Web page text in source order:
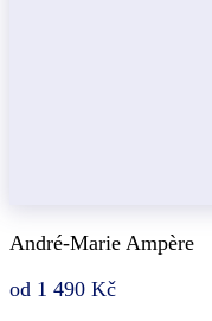
André-Marie Ampère
od 1 490 Kč